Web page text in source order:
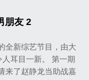
朋友 2
全新综艺节目，由大
人耳目一新。 第一期
来了赵静龙当助战嘉